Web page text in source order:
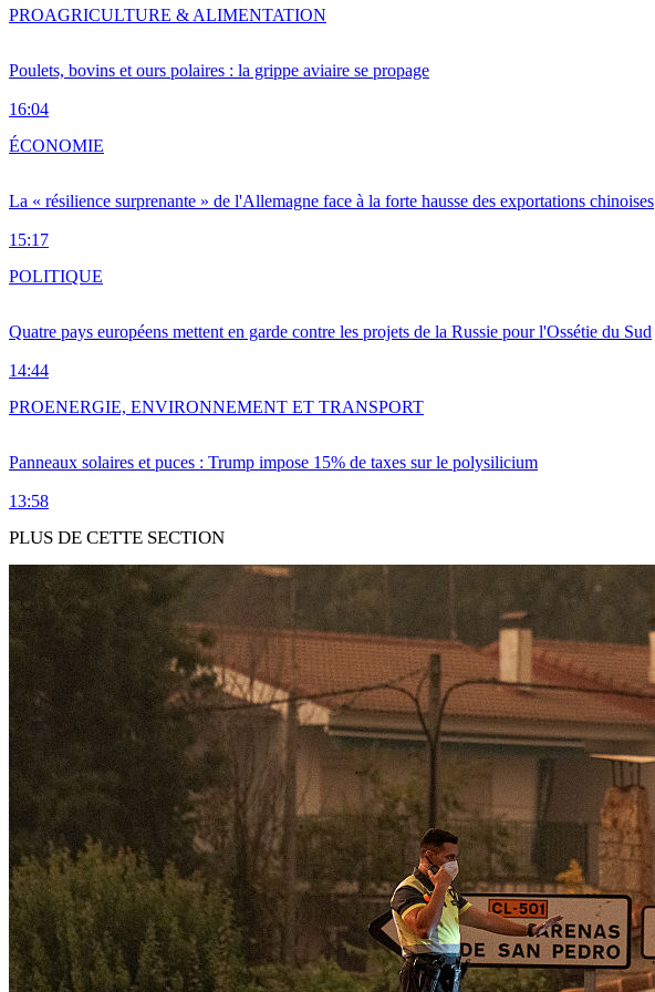
Poulets, bovins et ours polaires : la grippe aviaire se propage
16:04
PROAGRICULTURE & ALIMENTATION
La « résilience surprenante » de l'Allemagne face à la forte hausse des exportations chinoises
15:17
ÉCONOMIE
Quatre pays européens mettent en garde contre les projets de la Russie pour l'Ossétie du Sud
14:44
POLITIQUE
Panneaux solaires et puces : Trump impose 15% de taxes sur le polysilicium
13:58
PROENERGIE, ENVIRONNEMENT ET TRANSPORT
PLUS DE CETTE SECTION